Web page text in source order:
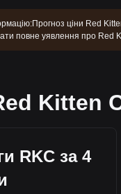
Прогноз ціни Red
повне уявлення про Red
Kitten
RKC за 4